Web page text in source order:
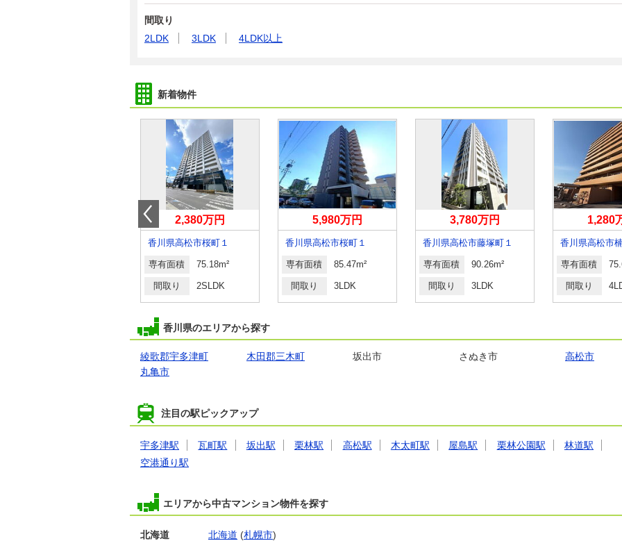
間取り
2LDK
3LDK 4LDK以上
新着物件
2,380万円
香川県高松市桜町１
専有面積 75.18m²
間取り 2SLDK
5,980万円
香川県高松市桜町１
専有面積 85.47m²
間取り 3LDK
3,780万円
香川県高松市藤塚町１
専有面積 90.26m²
間取り 3LDK
1,280
専有面積
間取り
香川県のエリアから探す
綾歌郡宇多津町 木田郡三木町 坂出市 さぬき市
高松市
丸亀市
注目の駅ピックアップ
宇多津駅 瓦町駅 坂出駅 栗林駅 高松駅 木太町駅 屋島駅 栗林公園駅
林道駅
空港通り駅
エリアから中古マンション物件を探す
北海道 北海道 (札幌市)